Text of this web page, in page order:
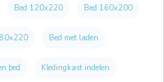
Bed 120x220 Bed 160x200
Bed met laden
bed Kledingkast indelen